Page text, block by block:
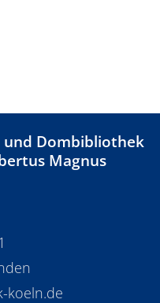
und Dombibliothek
Magnus
koeln.de